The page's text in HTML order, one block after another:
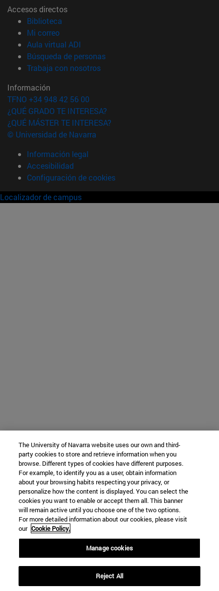
Accesos directos
Biblioteca
Mi correo(abre en nueva ventana)
Aula virtual ADI
Búsqueda de personas(abre en nueva ventana)
Trabaja con nosotros(abre en nueva ventana)
Información
TFNO +34 948 42 56 00
¿QUÉ GRADO TE INTERESA?
¿QUÉ MÁSTER TE INTERESA?
© Universidad de Navarra
Información legal
Accesibilidad
Configuración de cookies
Localizador de campus
The University of Navarra website uses our own and third-
party cookies to store and retrieve information when you
browse. Different types of cookies have different purposes.
For example, to identify you as a user, obtain information
about your browsing habits respecting your privacy, or
personalize how the content is displayed. You can select the
cookies you want to enable or accept them all. This banner
will remain active until you choose one of the two options.
For more detailed information about our cookies, please visit
our Cookie Policy.
Manage cookies
Reject All